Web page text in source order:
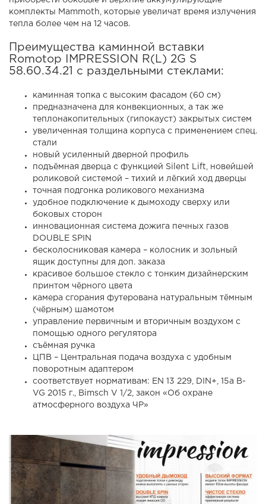
комплекты Mammoth, которые увеличат время излучения
тепла более чем на 12 часов.
Преимущества каминной вставки
Romotop IMPRESSION R(L) 2G S
58.60.34.21 с раздельными стеклами:
каминная топка с высоким фасадом (60 см)
предназначена для конвекционных, а так же
теплонакопительных (гипокауст) закрытых систем
увеличенная толщина корпуса с применением спец.
стали
новый усиленный дверной профиль
подъёмная дверца с функцией Silent Lift, новейшей
роликовой системой – тихий и лёгкий ход дверцы
точная подгонка роликового механизма
удобное подключение к дымоходу сверху или
боковых сторон
инновационная система дожига печных газов
DOUBLE SPIN
бесколосниковая камера – колосник и зольный
ящик доступны для доп. заказа
красивое большое стекло с тонким дизайнерским
принтом чёрного цвета
камера сгорания футерована натуральным тёмным
(чёрным) шамотом
управление первичным и вторичным воздухом с
помощью одного регулятора
съёмная ручка
ЦПВ – Центральная подача воздуха с удобным
поворотным адаптером
соответствует нормативам: EN 13 229, DIN+, 15а B-
VG 2015 г., Bimsch V 1/2, закон «Об охране
атмосферного воздуха ЧР»